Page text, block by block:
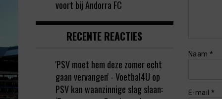
Naam *
E-mail *
voort bij Andorra FC
RECENTE REACTIES
'PSV moet hem deze zomer echt
gaan vervangen' - Voetbal4U op
PSV kan waanzinnige slag slaan: